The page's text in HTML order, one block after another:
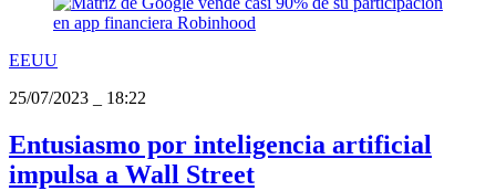
EEUU
25/07/2023
18:22
Entusiasmo por inteligencia artificial
impulsa a Wall Street